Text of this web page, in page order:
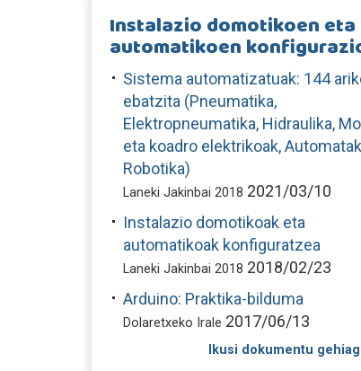
Instalazio domotikoen eta
automatikoen
Sistema automatizatuak: 144
ebatzita (Pneumatika,
Elektropneumatika, Hidraulika,
eta koadro elektrikoak,
Robotika)
Laneki Jakinbai 2018 2021/03/10
Instalazio domotikoak eta
automatikoak konfiguratzea
Laneki Jakinbai 2018 2018/02/23
Arduino: Praktika-bilduma
Dolaretxeko Irale 2017/06/13
Ikusi dokumentu